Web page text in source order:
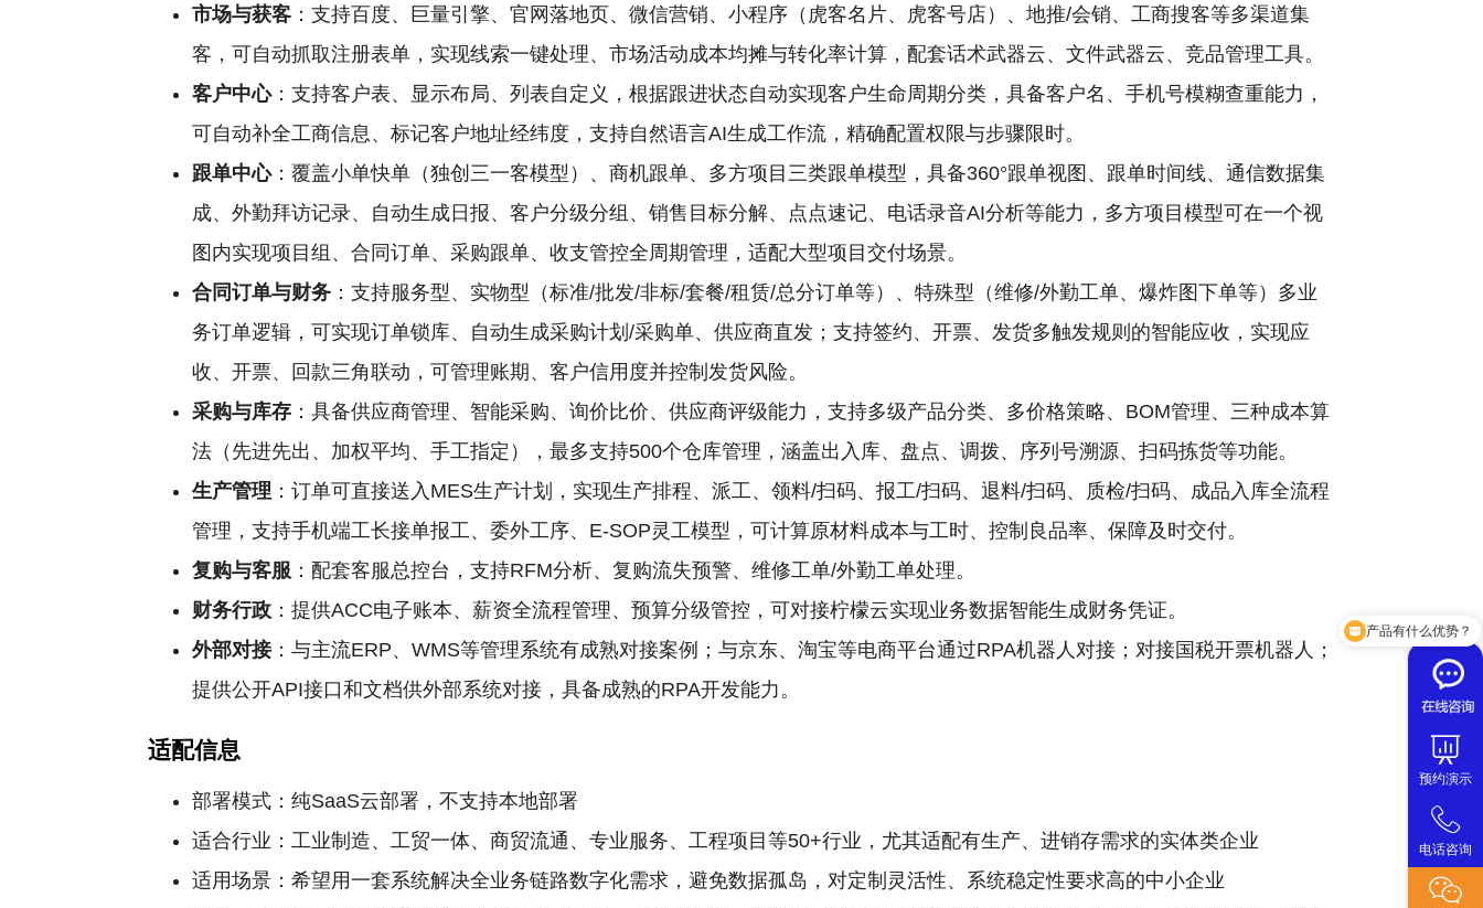
预约演示
电话咨询
市场与获客 ：支持百度、巨量引擎、官网落地页、微信营销、小程序（虎客名片、虎客号店）、地推/会销、工商搜客等多渠道集
客，可自动抓取注册表单，实现线索一键处理、市场活动成本均摊与转化率计算，配套话术武器云、文件武器云、竞品管理工具。
客户中心：支持客户表、显示布局、列表自定义，根据跟进状态自动实现客户生命周期分类，具备客户名、手机号模糊查重能力，
可自动补全工商信息、标记客户地址经纬度，支持自然语言AI生成工作流，精确配置权限与步骤限时。
跟单中心：覆盖小单快单（独创三一客模型）、商机跟单、多方项目三类跟单模型，具备360°跟单视图、跟单时间线、通信数据集
成、外勤拜访记录、自动生成日报、客户分级分组、销售目标分解、点点速记、电话录音AI分析等能力，多方项目模型可在一个视
图内实现项目组、合同订单、采购跟单、收支管控全周期管理，适配大型项目交付场景。
合同订单与财务 ：支持服务型、实物型（标准/批发/非标/套餐/租赁/总分订单等）、特殊型（维修/外勤工单、爆炸图下单等）多业
务订单逻辑，可实现订单锁库、自动生成采购计划/采购单、供应商直发；支持签约、开票、发货多触发规则的智能应收，实现应
收、开票、回款三角联动，可管理账期、客户信用度并控制发货风险。
采购与库存 ：具备供应商管理、智能采购、询价比价、供应商评级能力，支持多级产品分类、多价格策略、BOM管理、三种成本算
法（先进先出、加权平均、手工指定），最多支持500个仓库管理，涵盖出入库、盘点、调拨、序列号溯源、扫码拣货等功能。
生产管理 ：订单可直接送入MES生产计划，实现生产排程、派工、领料/扫码、报工/扫码、退料/扫码、质检/扫码、成品入库全流程
管理，支持手机端工长接单报工、委外工序、E-SOP灵工模型，可计算原材料成本与工时、控制良品率、保障及时交付。
复购与客服 ：配套客服总控台，支持RFM分析、复购流失预警、维修工单/外勤工单处理。
财务行政 ：提供ACC电子账本、薪资全流程管理、预算分级管控，可对接柠檬云实现业务数据智能生成财务凭证。
外部对接：与主流ERP、WMS等管理系统有成熟对接案例；与京东、淘宝等电商平台通过RPA机器人对接；对接国税开票机器人；
提供公开API接口和文档供外部系统对接，具备成熟的RPA开发能力。
适配信息
部署模式：纯SaaS云部署，不支持本地部署
适合行业：工业制造、工贸一体、商贸流通、专业服务、工程项目等50+行业，尤其适配有生产、进销存需求的实体类企业
适用场景：希望用一套系统解决全业务链路数字化需求，避免数据孤岛，对定制灵活性、系统稳定性要求高的中小企业
产品有什么优势？